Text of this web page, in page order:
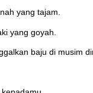
yang tajam.
yang goyah.
baju di musim